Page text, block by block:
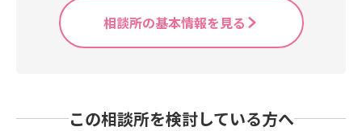
相談所の基本情報を見る
この相談所を検討している方へ